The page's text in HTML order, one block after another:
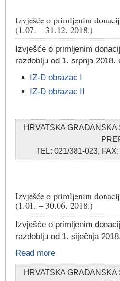
Izvješće o primljenim
(1.07. – 31.12. 2018.)
Izvješće o primljenim
razdoblju od 1. srpnja 2018.
IZ-D obrazac I
IZ-D obrazac II
HRVATSKA GRAĐANSKA
TEL: 021/381-023,
Izvješće o primljenim
(1.01. – 30.06. 2018.)
Izvješće o primljenim
razdoblju od 1. siječnja
Read more
HRVATSKA GRAĐANSKA